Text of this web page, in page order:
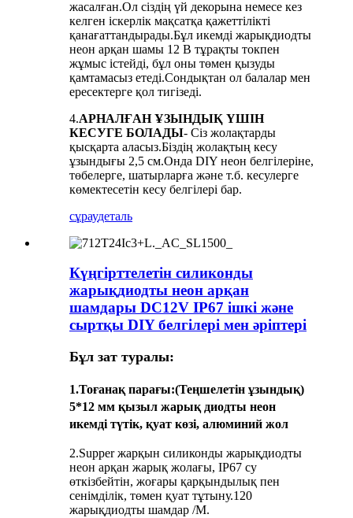
жасалған.Ол сіздің үй декорына немесе кез
келген іскерлік мақсатқа қажеттілікті
қанағаттандырады.Бұл икемді жарықдиодты
неон арқан шамы 12 В тұрақты токпен
жұмыс істейді, бұл оны төмен қызуды
қамтамасыз етеді.Сондықтан ол балалар мен
ересектерге қол тигізеді.
4.АРНАЛҒАН ҰЗЫНДЫҚ ҮШІН
КЕСУГЕ БОЛАДЫ- Сіз жолақтарды
қысқарта аласыз.Біздің жолақтың кесу
ұзындығы 2,5 см.Онда DIY неон белгілеріне,
төбелерге, шатырларға және т.б. кесулерге
көмектесетін кесу белгілері бар.
сұраудеталь
Күңгірттелетін силиконды
жарықдиодты неон арқан
шамдары DC12V IP67 ішкі және
сыртқы DIY белгілері мен әріптері
Бұл зат туралы:
1.Тоғанақ парағы:(Теңшелетін ұзындық)
5*12 мм қызыл жарық диодты неон
икемді түтік, қуат көзі, алюминий жол
2.Supper жарқын силиконды жарықдиодты
неон арқан жарық жолағы, IP67 су
өткізбейтін, жоғары қарқындылық пен
сенімділік, төмен қуат тұтыну.120
жарықдиодты шамдар /М.